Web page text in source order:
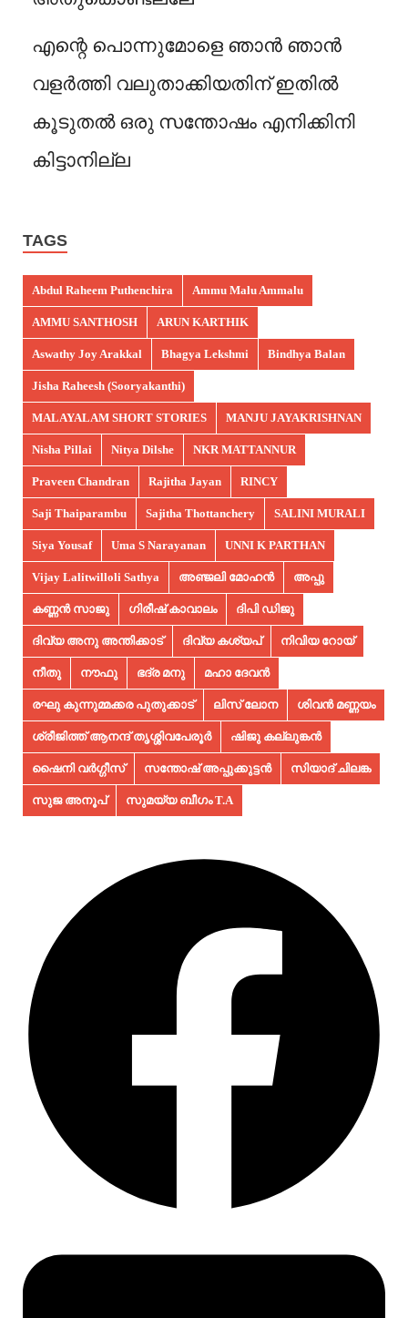
എന്റെ പൊന്നുമോളെ ഞാൻ ഞാൻ
വളർത്തി വലുതാക്കിയതിന് ഇതിൽ
കൂടുതൽ ഒരു സന്തോഷം എനിക്കിനി
കിട്ടാനില്ല
TAGS
Abdul Raheem Puthenchira Ammu Malu Ammalu
AMMU SANTHOSH ARUN KARTHIK
Aswathy Joy Arakkal Bhagya Lekshmi Bindhya Balan
Jisha Raheesh (Sooryakanthi)
MALAYALAM SHORT STORIES MANJU JAYAKRISHNAN
Nisha Pillai Nitya Dilshe NKR MATTANNUR
Praveen Chandran Rajitha Jayan RINCY
Saji Thaiparambu Sajitha Thottanchery SALINI MURALI
Siya Yousaf Uma S Narayanan UNNI K PARTHAN
Vijay Lalitwilloli Sathya അഞ്ജലി മോഹൻ അപ്പു
കണ്ണൻ സാജു ഗിരീഷ് കാവാലം ദിപി ഡിജു
ദിവ്യ അനു അന്തിക്കാട് ദിവ്യ കശ്യപ് നിവിയ റോയ്
നീതു നൗഫു ഭദ്ര മനു മഹാ ദേവൻ
രഘു കുന്നുമ്മക്കര പുതുക്കാട് ലിസ് ലോന ശിവൻ മണ്ണയം
ശ്രീജിത്ത് ആനന്ദ് തൃശ്ശിവപേരൂർ ഷിജു കല്ലുങ്കൻ
ഷൈനി വർഗ്ഗീസ് സന്തോഷ് അപ്പുക്കുട്ടൻ സിയാദ് ചിലങ്ക
സുജ അനൂപ്‌ സുമയ്യ ബീഗം T.A